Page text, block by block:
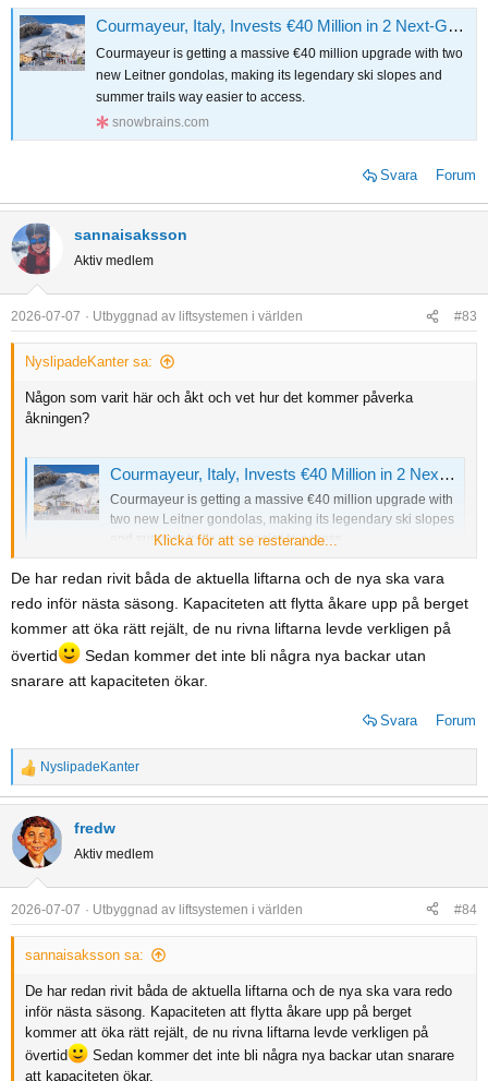
Courmayeur, Italy, Invests €40 Million in 2 Next-Generation Leitner Gondolas for 2026-27 Season
Courmayeur is getting a massive €40 million upgrade with two
new Leitner gondolas, making its legendary ski slopes and
summer trails way easier to access.
snowbrains.com
Svara Forum
sannaisaksson
Aktiv medlem
2026-07-07 Utbyggnad av liftsystemen i världen #83
NyslipadeKanter sa:
Någon som varit här och åkt och vet hur det kommer påverka
åkningen?
Courmayeur, Italy, Invests €40 Million in 2 Next-Generation Leitner Gondolas for 2026-27 Season
Courmayeur is getting a massive €40 million upgrade with
two new Leitner gondolas, making its legendary ski slopes
and summer trails way easier to access.
snowbrains.com
Klicka för att se resterande...
De har redan rivit båda de aktuella liftarna och de nya ska vara
redo inför nästa säsong. Kapaciteten att flytta åkare upp på berget
kommer att öka rätt rejält, de nu rivna liftarna levde verkligen på
övertid
Sedan kommer det inte bli några nya backar utan
snarare att kapaciteten ökar.
Svara Forum
R
e
a
c
t
i
o
n
NyslipadeKanter
fredw
Aktiv medlem
2026-07-07 Utbyggnad av liftsystemen i världen #84
sannaisaksson sa:
De har redan rivit båda de aktuella liftarna och de nya ska vara redo
inför nästa säsong. Kapaciteten att flytta åkare upp på berget
kommer att öka rätt rejält, de nu rivna liftarna levde verkligen på
övertid
Sedan kommer det inte bli några nya backar utan snarare
att kapaciteten ökar.